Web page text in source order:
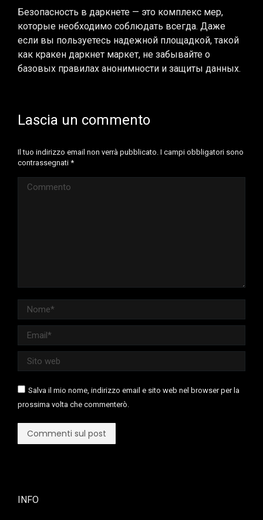
Безопасность в даркнете — это комплекс мер,
которые необходимо соблюдать всегда. Даже
если вы пользуетесь надежной площадкой, такой
как кракен даркнет маркет, не забывайте о
базовых правилах анонимности и защиты данных.
Lascia un commento
Il tuo indirizzo email non verrà pubblicato. I campi obbligatori sono
contrassegnati *
Commento
Nome *
Email *
Sito web
Salva il mio nome, indirizzo email e sito web nel browser per la
prossima volta che commenterò.
Commenti sul post
INFO